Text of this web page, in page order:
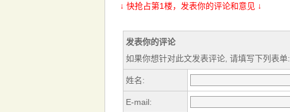
↓ 快抢占第1楼，发表你的评论和意见 ↓
发表你的评论
如果你想针对此文发表评论, 请填写下列表单:
姓名:
E-mail: